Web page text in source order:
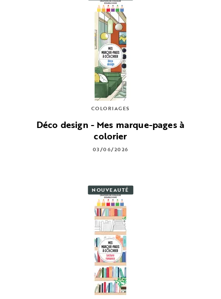
COLORIAGES
Déco design - Mes marque-pages à
colorier
03/06/2026
NOUVEAUTÉ